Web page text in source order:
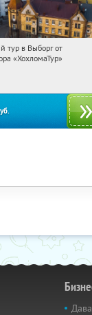
Купили:
тур в Выборг от
«ХохломаТур»